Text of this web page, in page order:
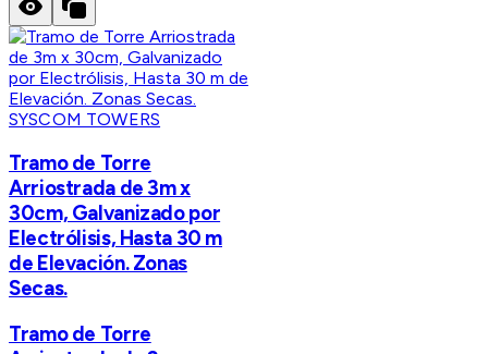
SYSCOM TOWERS
Tramo de Torre
Arriostrada de 3m x
30cm, Galvanizado por
Electrólisis, Hasta 30 m
de Elevación. Zonas
Secas.
Tramo de Torre